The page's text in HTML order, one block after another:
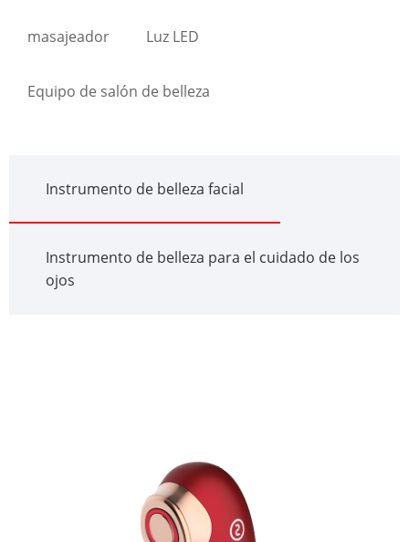
masajeador Luz LED
Equipo de salón de belleza
Instrumento de belleza facial
Instrumento de belleza para el cuidado de los
ojos